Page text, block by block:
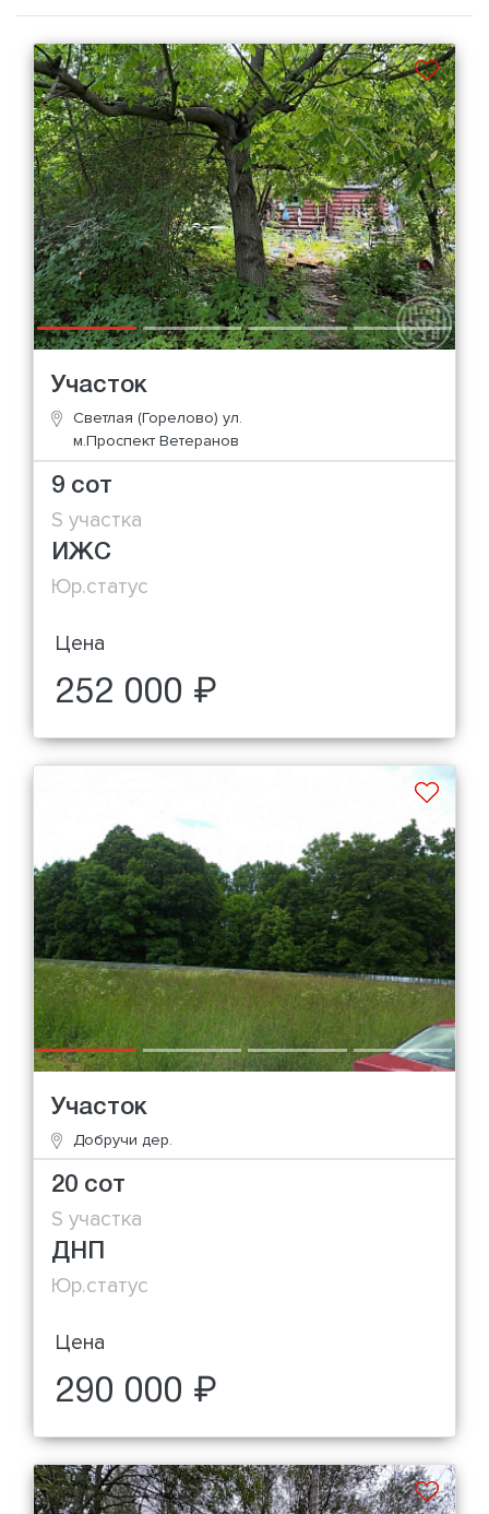
Участок
Светлая (Горелово) ул.
м.Проспект Ветеранов
9 сот
S участка
ИЖС
Юр.статус
Цена
252 000 ₽
Участок
Добручи дер.
20 сот
S участка
ДНП
Юр.статус
Цена
290 000 ₽